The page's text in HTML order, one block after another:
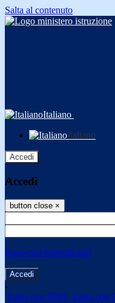
Salta al contenuto
Italiano
Italiano
Accedi
Accedi
button close ×
Password dimenticata?
-
Entra con SPID Entra con